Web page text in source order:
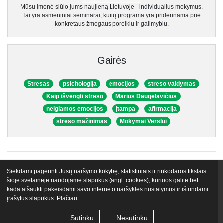
Mūsų įmonė siūlo jums naujieną Lietuvoje - individualius mokymus.
Tai yra asmeniniai seminarai, kurių programa yra priderinama prie
konkretaus žmogaus poreikių ir galimybių.
Gairės
Stresas psichologija emocijos
streso valdymas
Kaip išvengti streso
Marius Daugelavičius
neigiamos emocijos
įtampa
afirmacija
streso mažinimas
Mokymai Verslui
VIP narystės Nemokami mokymai Apie mus Lektoriai
Atsiliepimai Tinklaraštis Egu.lt biblioteka Kontaktai
Siekdami pagerinti Jūsų naršymo kokybę, statistiniais ir rinkodaros tikslais
šioje svetainėje naudojame slapukus (angl. cookies), kuriuos galite bet
kada atšaukti pakeisdami savo interneto naršyklės nustatymus ir ištrindami
įrašytus slapukus. Plačiau
Sutinku Nesutinku